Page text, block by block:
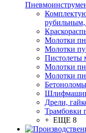
Молотки
Молотки
Пистолеты
Молотки
Молотки
Дрели,
Трамбовки
+ ЕЩЕ 8